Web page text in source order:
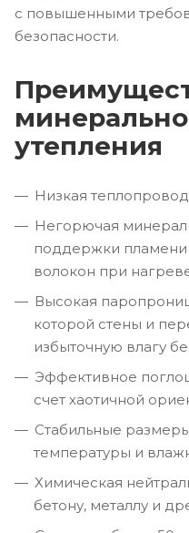
с повышенными
безопасности.
утепления
Низкая
Негорючая
поддержки пламени
волокон при
Высокая
которой стены и
избыточную влагу
Эффективное
счет хаотичной
Стабильные
температуры и
Химическая
бетону, металлу и